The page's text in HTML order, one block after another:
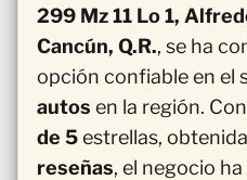
299 Mz 11 Lo 1,
Cancún, Q.R., se ha
opción confiable en el
autos en la región.
de 5estrellas,
reseñas, el negocio